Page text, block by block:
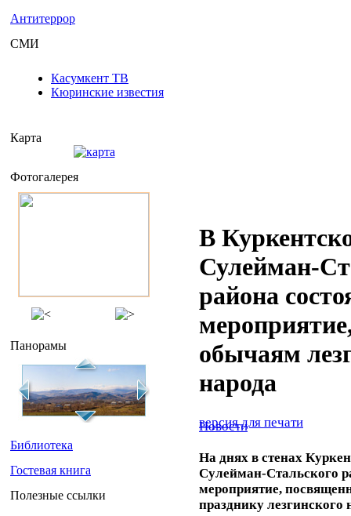
Антитеррор
СМИ
Касумкент ТВ
Кюринские известия
Карта
Фотогалерея
Панорамы
Библиотека
Гостевая книга
Полезные ссылки
В
Сулейман-
района
обычаям
народа
версия для печати
Новости
На днях в стенах
Сулейман-Стальского
мероприятие,
празднику лезгинского